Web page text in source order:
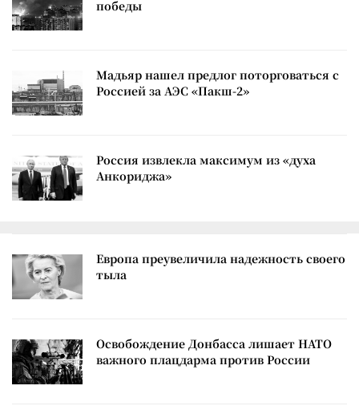
победы
Мадьяр нашел предлог поторговаться с
Россией за АЭС «Пакш-2»
Россия извлекла максимум из «духа
Анкориджа»
Европа преувеличила надежность своего
тыла
Освобождение Донбасса лишает НАТО
важного плацдарма против России